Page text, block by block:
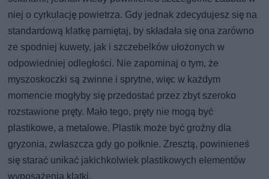
niej o cyrkulację powietrza. Gdy jednak zdecydujesz się na
standardową klatkę pamiętaj, by składała się ona zarówno
ze spodniej kuwety, jak i szczebelków ułożonych w
odpowiedniej odległości. Nie zapominaj o tym, że
myszoskoczki są zwinne i sprytne, więc w każdym
momencie mogłyby się przedostać przez zbyt szeroko
rozstawione pręty. Mało tego, pręty nie mogą być
plastikowe, a metalowe. Plastik może być groźny dla
gryzonia, zwłaszcza gdy go połknie. Zresztą, powinieneś
się starać unikać jakichkolwiek plastikowych elementów
wyposażenia klatki.